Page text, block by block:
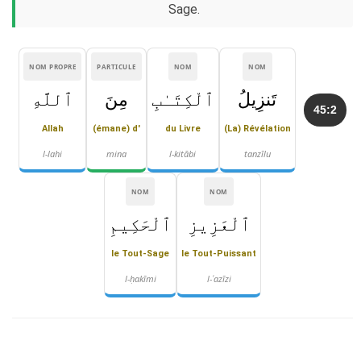
Sage.
45:2
NOM
تَنزِيلُ
(La) Révélation
tanzīlu
NOM
ٱلْكِتَـٰبِ
du Livre
l-kitābi
PARTICULE
مِنَ
(émane) d'
mina
NOM PROPRE
ٱللَّهِ
Allah
l-lahi
NOM
ٱلْعَزِيزِ
le Tout-Puissant
l-ʿazīzi
NOM
ٱلْحَكِيمِ
le Tout-Sage
l-ḥakīmi